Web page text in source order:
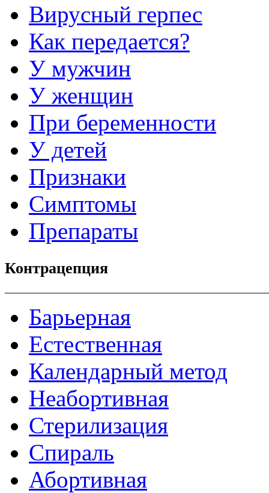
Вирусный герпес
Как передается?
У мужчин
У женщин
При беременности
У детей
Признаки
Симптомы
Препараты
Контрацепция
Барьерная
Естественная
Календарный метод
Неабортивная
Стерилизация
Спираль
Абортивная